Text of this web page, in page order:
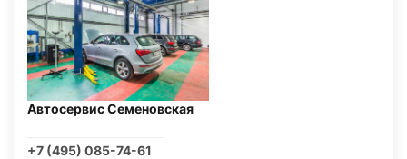
Автосервис Семеновская
+7 (495) 085-74-61